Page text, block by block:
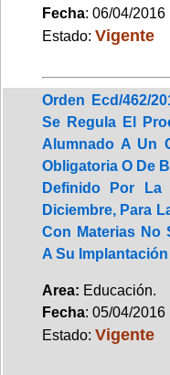
Fecha: 06/04/2016
Estado: Vigente
Orden Ecd/462/
Se Regula El
Alumnado A Un
Obligatoria O De
Definido Por La
Diciembre, Para
Con Materias No
A Su Implantación
Area: Educación.
Fecha: 05/04/2016
Estado: Vigente